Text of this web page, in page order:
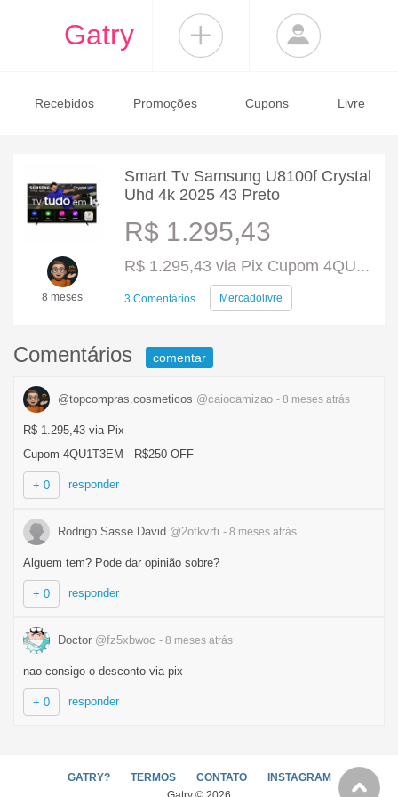
Gatry
Recebidos Promoções Cupons Livre
8 meses
Smart Tv Samsung U8100f Crystal
Uhd 4k 2025 43 Preto
R$ 1.295,43
R$ 1.295,43 via Pix Cupom 4QU...
3 Comentários Mercadolivre
Comentários comentar
@topcompras.cosmeticos @caiocamizao - 8 meses atrás
R$ 1.295,43 via Pix
Cupom 4QU1T3EM - R$250 OFF
+ 0 responder
Rodrigo Sasse David @2otkvrfi - 8 meses atrás
Alguem tem? Pode dar opinião sobre?
+ 0 responder
Doctor @fz5xbwoc - 8 meses atrás
nao consigo o desconto via pix
+ 0 responder
GATRY? TERMOS CONTATO
INSTAGRAM